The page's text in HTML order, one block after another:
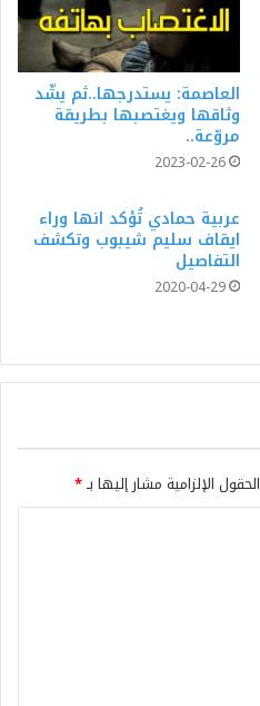
العاصمة: يستدرجها..ثم يشّد
وثاقها ويغتصبها بطريقة
مروّعة..
2023-02-26
عربية حمادي تُؤكد انها وراء
ايقاف سليم شيبوب وتكشف
التفاصيل
2020-04-29
الحقول الإلزامية مشار إليها بـ*